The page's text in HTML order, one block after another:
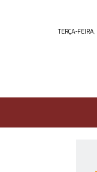
TERÇA-FEIRA,